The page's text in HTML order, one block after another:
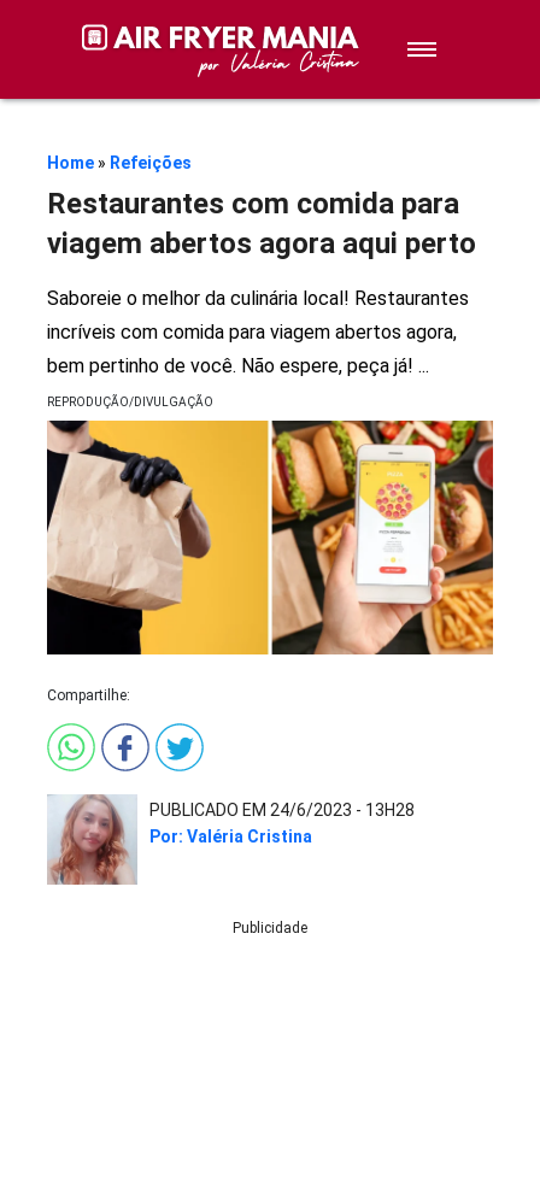
Sobremesas
Lanches
Stories de Receitas
Receitas
Home » Refeições
Restaurantes com comida para
viagem abertos agora aqui perto
Saboreie o melhor da culinária local! Restaurantes
incríveis com comida para viagem abertos agora,
bem pertinho de você. Não espere, peça já! ...
REPRODUÇÃO/DIVULGAÇÃO
Compartilhe:
PUBLICADO EM 24/6/2023 - 13H28
Por: Valéria Cristina
Publicidade